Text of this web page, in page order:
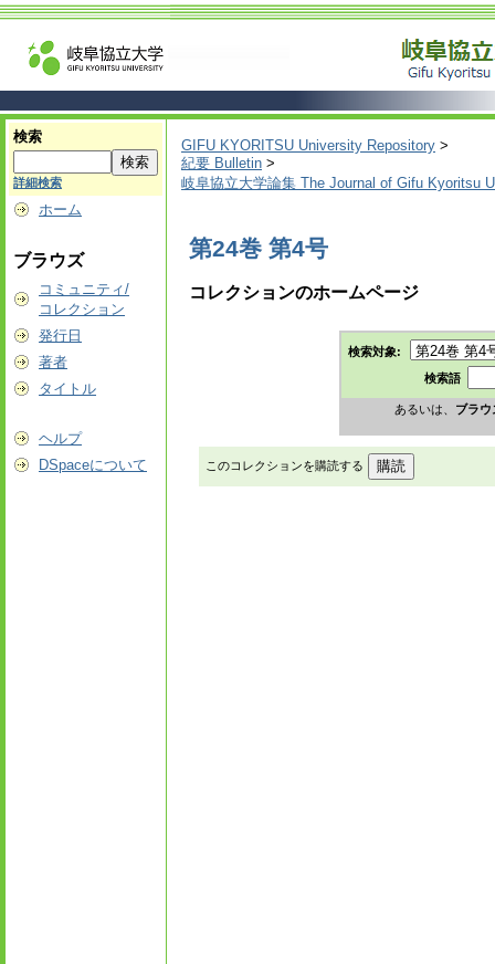
検索
詳細検索
ホーム
ブラウズ
コミュニティ/
コレクション
発行日
著者
タイトル
ヘルプ
DSpaceについて
GIFU KYORITSU University Repository >
紀要 Bulletin >
岐阜協立大学論集 The Journal of Gifu Kyoritsu
第24巻 第4号
コレクションのホームページ
検索対象:
検索語
あるいは、 ブラウ
このコレクションを購読する